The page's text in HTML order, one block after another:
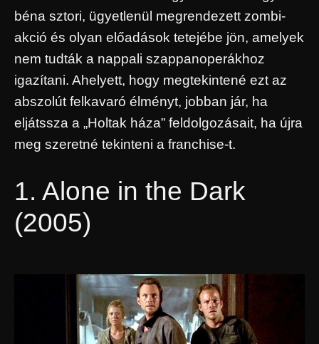
béna sztori, ügyetlenül megrendezett zombi-
akció és olyan előadások tetejébe jön, amelyek
nem tudták a nappali szappanoperákhoz
igazítani. Ahelyett, hogy megtekintené ezt az
abszolút felkavaró élményt, jobban jár, ha
eljátssza a „Holtak háza” feldolgozásait, ha újra
meg szeretné tekinteni a franchise-t.
1. Alone in the Dark
(2005)